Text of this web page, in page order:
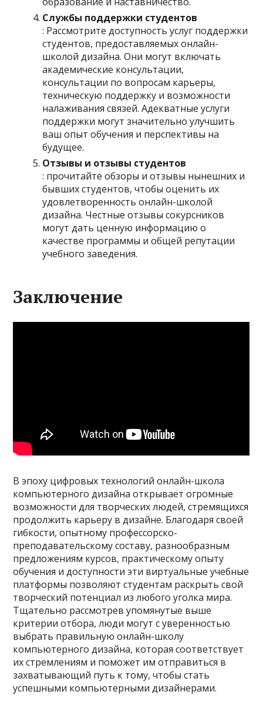
Службы поддержки студентов
: Рассмотрите доступность услуг поддержки
студентов, предоставляемых онлайн-
школой дизайна. Они могут включать
академические консультации,
консультации по вопросам карьеры,
техническую поддержку и возможности
налаживания связей. Адекватные услуги
поддержки могут значительно улучшить
ваш опыт обучения и перспективы на
будущее.
Отзывы и отзывы студентов
: прочитайте обзоры и отзывы нынешних и
бывших студентов, чтобы оценить их
удовлетворенность онлайн-школой
дизайна. Честные отзывы сокурсников
могут дать ценную информацию о
качестве программы и общей репутации
учебного заведения.
Заключение
В эпоху цифровых технологий онлайн-школа
компьютерного дизайна открывает огромные
возможности для творческих людей, стремящихся
продолжить карьеру в дизайне. Благодаря своей
гибкости, опытному профессорско-
преподавательскому составу, разнообразным
предложениям курсов, практическому опыту
обучения и доступности эти виртуальные учебные
платформы позволяют студентам раскрыть свой
творческий потенциал из любого уголка мира.
Тщательно рассмотрев упомянутые выше
критерии отбора, люди могут с уверенностью
выбрать правильную онлайн-школу
компьютерного дизайна, которая соответствует
их стремлениям и поможет им отправиться в
захватывающий путь к тому, чтобы стать
успешными компьютерными дизайнерами.